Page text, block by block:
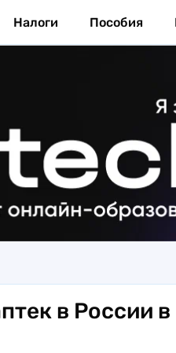
Налоги Пособия
в России в